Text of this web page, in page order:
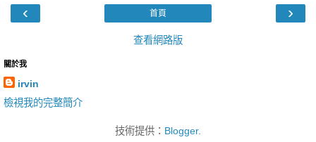
‹ ›
首頁
查看網路版
關於我
irvin
檢視我的完整簡介
技術提供： Blogger.